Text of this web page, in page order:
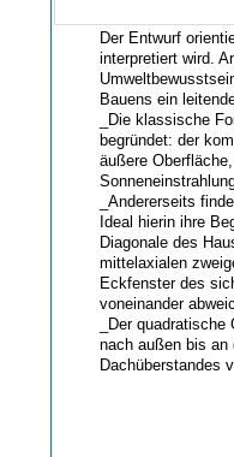
Der Entwurf
interpretiert wird.
Bauens ein
_Die klassische
begründet: der
äußere
_Andererseits
Ideal hierin ihre
Diagonale des
mittelaxialen
Eckfenster des
voneinander
_Der
nach außen bis
Dachüberstandes